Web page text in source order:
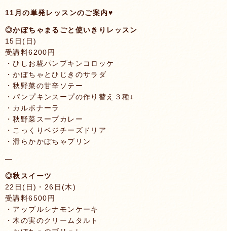
11月の単発レッスンのご案内♥️
◎かぼちゃまるごと使いきりレッスン
15日(日)
受講料6200円
・ひしお糀パンプキンコロッケ
・かぼちゃとひじきのサラダ
・秋野菜の甘辛ソテー
・パンプキンスープの作り替え３種↓
・カルボナーラ
・秋野菜スープカレー
・こっくりベジチーズドリア
・滑らかかぼちゃプリン
—
◎秋スイーツ
22日(日)・26日(木)
受講料6500円
・アップルシナモンケーキ
・木の実のクリームタルト